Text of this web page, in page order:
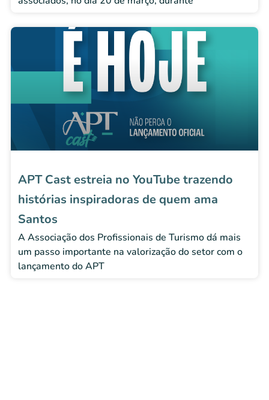
APT Cast estreia no YouTube trazendo
histórias inspiradoras de quem ama
Santos
A Associação dos Profissionais de Turismo dá mais
um passo importante na valorização do setor com o
lançamento do APT